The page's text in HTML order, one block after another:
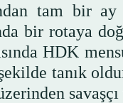
tam bir
bir rotaya
HDK
tanık